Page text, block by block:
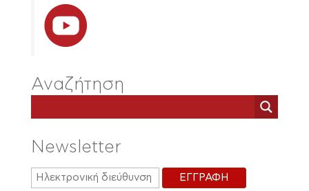
Αναζήτηση
Newsletter